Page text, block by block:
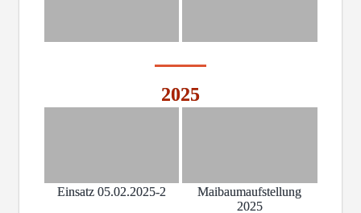
2025
Einsatz 05.02.2025-2
Maibaumaufstellung
2025